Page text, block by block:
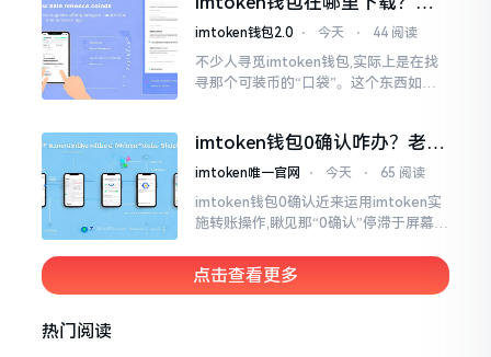
手教你几招避坑
imtoken钱包2.0 ⋅ 今天 ⋅ 44 阅读
不少人寻觅imtoken钱包,实际上是在找
寻那个可装币的“口袋”。这个东西如今
持。
imtoken钱包0确认咋办？老手
教你几招快速解决
imtoken唯一官网 ⋅ 今天 ⋅ 65 阅读
imtoken钱包0确认近来运用imtoken实
施转账操作,瞅见那“0确认”停滞于屏幕之
儿恰似前往银行进行排队,前方之人众多,
你仅有干巴巴等待其一途。
点击查看更多
热门阅读